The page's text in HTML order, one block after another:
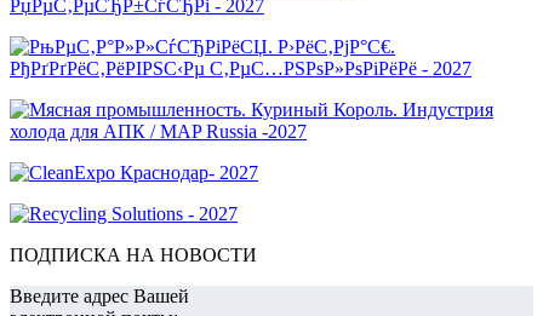
ПОДПИСКА НА НОВОСТИ
Введите адрес Вашей